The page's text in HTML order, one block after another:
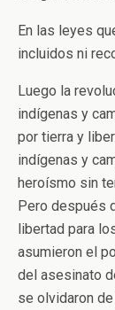
En las leyes
incluidos ni
Luego la
indígenas y
por tierra y
indígenas y
heroísmo sin
Pero después
libertad para
asumieron el
del asesinato
se olvidaron